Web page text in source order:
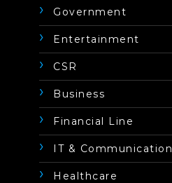
Government
Entertainment
CSR
Business
Financial Line
IT & Communication
Healthcare